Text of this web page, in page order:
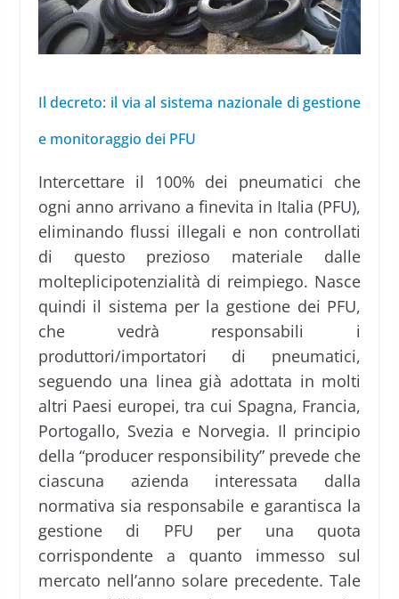
Il decreto: il via al sistema nazionale di gestione
e monitoraggio dei PFU
Intercettare il 100% dei pneumatici che
ogni anno arrivano a finevita in Italia (PFU),
eliminando flussi illegali e non controllati
di questo prezioso materiale dalle
molteplicipotenzialità di reimpiego. Nasce
quindi il sistema per la gestione dei PFU,
che vedrà responsabili i
produttori/importatori di pneumatici,
seguendo una linea già adottata in molti
altri Paesi europei, tra cui Spagna, Francia,
Portogallo, Svezia e Norvegia. Il principio
della “producer responsibility” prevede che
ciascuna azienda interessata dalla
normativa sia responsabile e garantisca la
gestione di PFU per una quota
corrispondente a quanto immesso sul
mercato nell’anno solare precedente. Tale